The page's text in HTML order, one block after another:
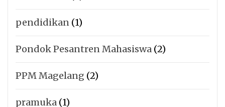
pendidikan (1)
Pondok Pesantren Mahasiswa (2)
PPM Magelang (2)
pramuka (1)